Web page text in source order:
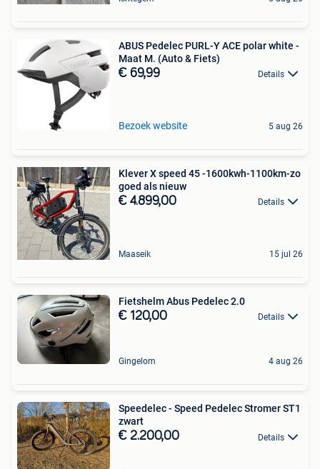
ABUS Pedelec PURL-Y ACE polar white -
Maat M. (Auto & Fiets)
€ 69,99 Details
Bezoek website 5 aug 26
Klever X speed 45 -1600kwh-1100km-zo
goed als nieuw
€ 4.899,00 Details
Maaseik 15 jul 26
Fietshelm Abus Pedelec 2.0
€ 120,00 Details
Gingelom 4 aug 26
Speedelec - Speed Pedelec Stromer ST1
zwart
€ 2.200,00 Details